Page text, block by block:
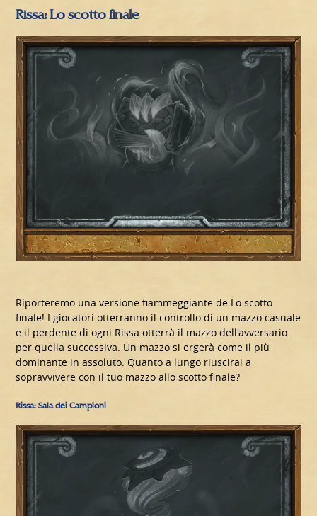
Rissa: Lo scotto finale
Riporteremo una versione fiammeggiante de Lo scotto
finale! I giocatori otterranno il controllo di un mazzo casuale
e il perdente di ogni Rissa otterrà il mazzo dell'avversario
per quella successiva. Un mazzo si ergerà come il più
dominante in assoluto. Quanto a lungo riuscirai a
sopravvivere con il tuo mazzo allo scotto finale?
Rissa: Sala dei Campioni